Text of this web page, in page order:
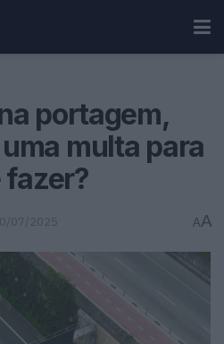
portagem,
multa para
fazer?
20/07/2025 AA